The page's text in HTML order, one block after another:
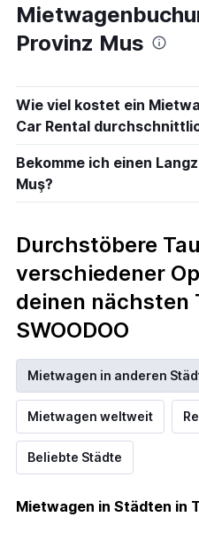
Provinz Mus
Wie viel kostet ein
Car Rental
Bekomme ich einen
Muş?
Durchstöbere
verschiedener
deinen nächsten
SWOODOO
Mietwagen in anderen
Mietwagen weltweit
Beliebte Städte
Mietwagen in Städten in